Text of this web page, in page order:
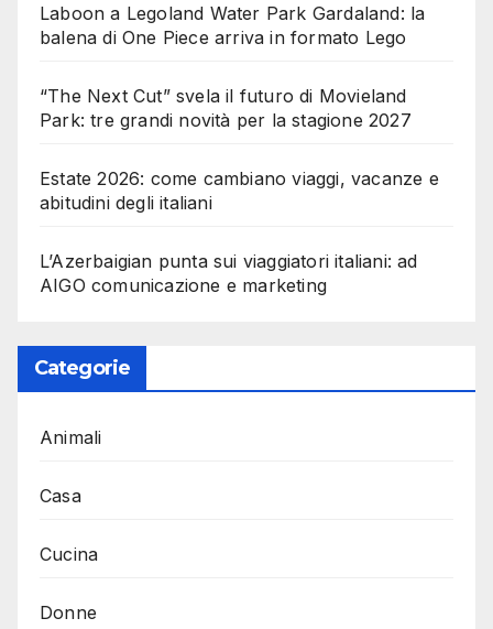
Laboon a Legoland Water Park Gardaland: la
balena di One Piece arriva in formato Lego
“The Next Cut” svela il futuro di Movieland
Park: tre grandi novità per la stagione 2027
Estate 2026: come cambiano viaggi, vacanze e
abitudini degli italiani
L’Azerbaigian punta sui viaggiatori italiani: ad
AIGO comunicazione e marketing
Categorie
Animali
Casa
Cucina
Donne